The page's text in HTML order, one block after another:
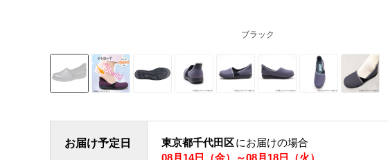
ブラック
お届け予定日 東京都千代田区にお届けの場合
08月14日（金）～08月18日（火）